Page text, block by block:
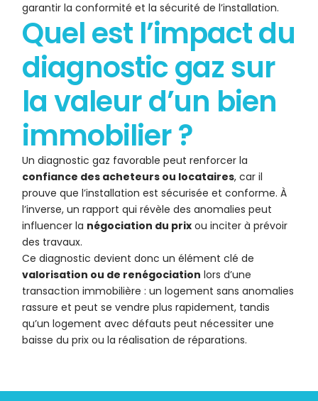
garantir la conformité et la sécurité de l’installation.
Quel est l’impact du
diagnostic gaz sur
la valeur d’un bien
immobilier ?
Un diagnostic gaz favorable peut renforcer la
confiance des acheteurs ou locataires, car il
prouve que l’installation est sécurisée et conforme. À
l’inverse, un rapport qui révèle des anomalies peut
influencer la négociation du prix ou inciter à prévoir
des travaux.
Ce diagnostic devient donc un élément clé de
valorisation ou de renégociation lors d’une
transaction immobilière : un logement sans anomalies
rassure et peut se vendre plus rapidement, tandis
qu’un logement avec défauts peut nécessiter une
baisse du prix ou la réalisation de réparations.